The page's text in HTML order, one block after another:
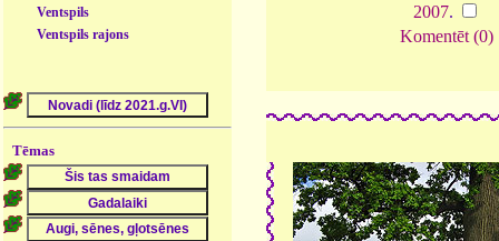
Ventspils
Ventspils rajons
Tēmas
2007.
Komentēt (0)